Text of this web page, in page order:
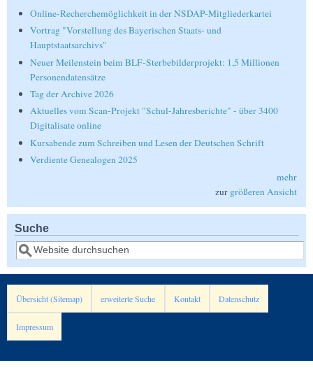
Online-Recherchemöglichkeit in der NSDAP-Mitgliederkartei
Vortrag "Vorstellung des Bayerischen Staats- und
Hauptstaatsarchivs"
Neuer Meilenstein beim BLF-Sterbebilderprojekt: 1,5 Millionen
Personendatensätze
Tag der Archive 2026
Aktuelles vom Scan-Projekt "Schul-Jahresberichte" - über 3400
Digitalisate online
Kursabende zum Schreiben und Lesen der Deutschen Schrift
Verdiente Genealogen 2025
mehr
zur größeren Ansicht
Suche
Suche
Übersicht (Sitemap) erweiterte Suche Kontakt Datenschutz
Impressum